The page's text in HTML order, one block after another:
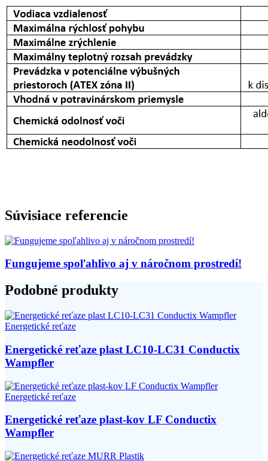
Súvisiace referencie
Fungujeme spoľahlivo aj v náročnom prostredí!
Podobné produkty
Energetické reťaze
Energetické reťaze plast LC10-LC31 Conductix
Wampfler
Energetické reťaze
Energetické reťaze plast-kov LF Conductix
Wampfler